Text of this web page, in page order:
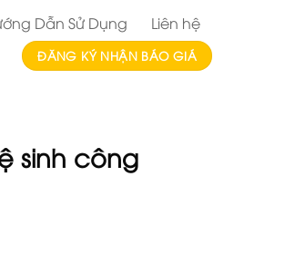
Dẫn Sử Dụng Liên hệ
ĐĂNG KÝ NHẬN BÁO GIÁ
sinh công